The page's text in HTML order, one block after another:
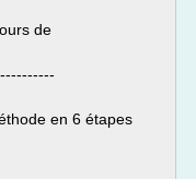
de
en 6 étapes